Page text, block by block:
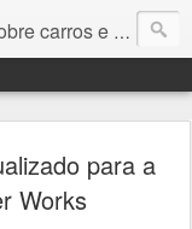
carros e motores
para a
Works